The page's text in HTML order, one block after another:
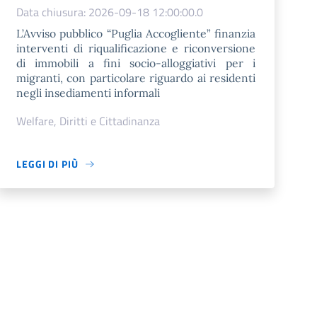
Data chiusura: 2026-09-18 12:00:00.0
L’Avviso pubblico “Puglia Accogliente” finanzia
interventi di riqualificazione e riconversione
di immobili a fini socio-alloggiativi per i
migranti, con particolare riguardo ai residenti
negli insediamenti informali
Welfare, Diritti e Cittadinanza
LEGGI DI PIÙ